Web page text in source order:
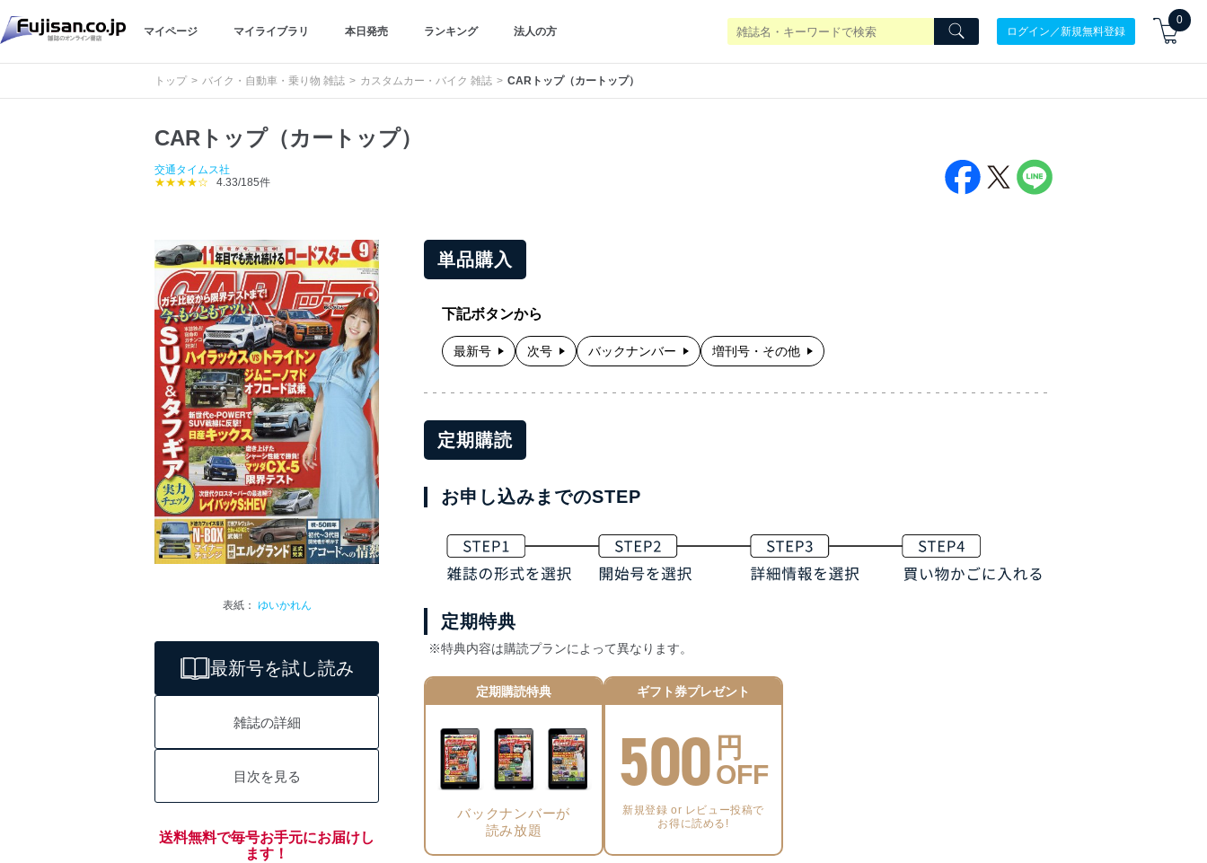
マイページ マイライブラリ 本日発売 ランキング 法人の方 ログイン／新規無料登録
0
トップ バイク・自動車・乗り物 雑誌 カスタムカー・バイク 雑誌 CARトップ（カートップ）
CARトップ（カートップ）
交通タイムス社
★★★★☆
4.33/185件
表紙： ゆいかれん
最新号を試し読み
雑誌の詳細
目次を見る
送料無料で毎号お手元にお届けし
ます！
単品購入
下記ボタンから
最新号 次号 バックナンバー 増刊号・その他
定期購読
お申し込みまでのSTEP
定期特典
※特典内容は購読プランによって異なります。
定期購読特典
バックナンバーが
読み放題
ギフト券プレゼント
500 円
OFF
新規登録 or レビュー投稿で
お得に読める!